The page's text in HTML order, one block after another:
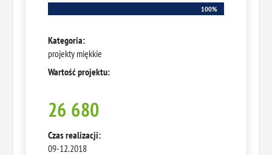
100%
100%
Kategoria:
projekty miękkie
Wartość projektu:
26 680
Czas realizacji:
09-12.2018